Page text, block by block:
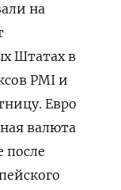
на
Штатах в
​PMI и
Евро
валюта
после